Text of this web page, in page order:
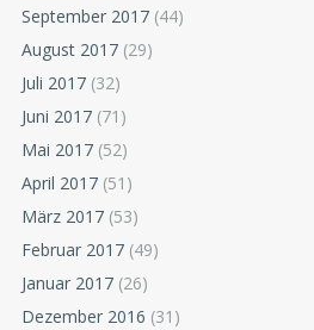
September 2017 (44)
August 2017 (29)
Juli 2017 (32)
Juni 2017 (71)
Mai 2017 (52)
April 2017 (51)
März 2017 (53)
Februar 2017 (49)
Januar 2017 (26)
Dezember 2016 (31)